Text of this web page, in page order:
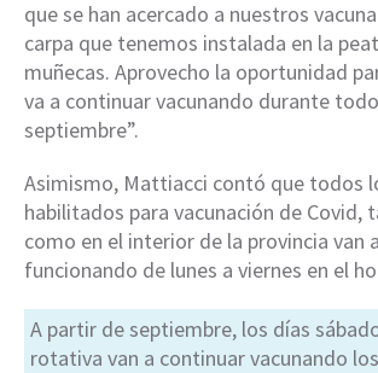
que se han acercado a nuestros
carpa que tenemos instalada en la
muñecas. Aprovecho la oportunidad
va a continuar vacunando durante
septiembre”.
Asimismo, Mattiacci contó que todos
habilitados para vacunación de Covid,
como en el interior de la provincia van
funcionando de lunes a viernes en el
A partir de septiembre, los días
rotativa van a continuar vacunando